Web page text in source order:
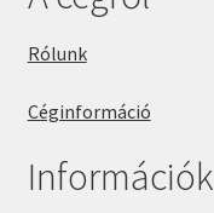
Rólunk
Céginformáció
Információk